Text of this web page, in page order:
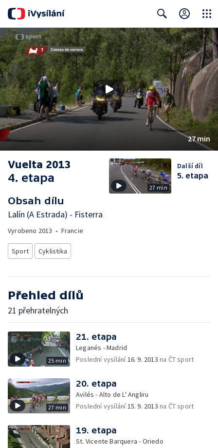
Search Close
27 min
Vuelta 2013
4. etapa
Obsah dílu
Lalín (A Estrada) - Fisterra
Vyrobeno 2013 • Francie
Sport Cyklistika
27 min
Další díl
5. etapa
Přehled dílů
21 přehratelných
25 min
21. etapa
Leganés - Madrid
Poslední vysílání16. 9. 2013 na ČT sport
27 min
20. etapa
Avilés - Alto de L' Angliru
Poslední vysílání15. 9. 2013 na ČT sport
19. etapa
St. Vicente Barquera - Oriedo